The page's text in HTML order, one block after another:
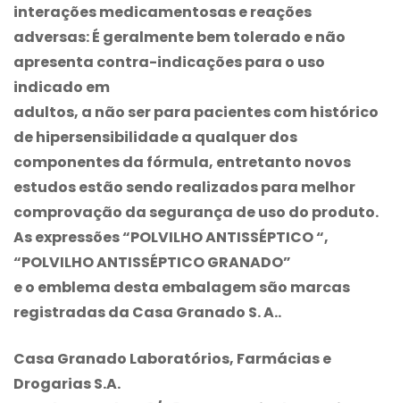
interações medicamentosas e reações
adversas:É geralmente bem tolerado e não
apresenta contra-indicações para o uso
indicado em
adultos, a não ser para pacientes com histórico
de hipersensibilidade a qualquer dos
componentes da fórmula, entretanto novos
estudos estão sendo realizados para melhor
comprovação da segurança de uso do produto.
As expressões “POLVILHO ANTISSÉPTICO“,
“POLVILHO ANTISSÉPTICO GRANADO”
e o emblema desta embalagem são marcas
registradas da Casa Granado S. A..
Casa Granado Laboratórios, Farmácias e
Drogarias S.A.